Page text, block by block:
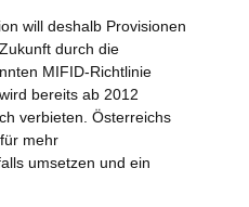
will deshalb Provisionen
durch die
MIFID-Richtlinie
bereits ab 2012
verbieten. Österreichs
mehr
umsetzen und ein